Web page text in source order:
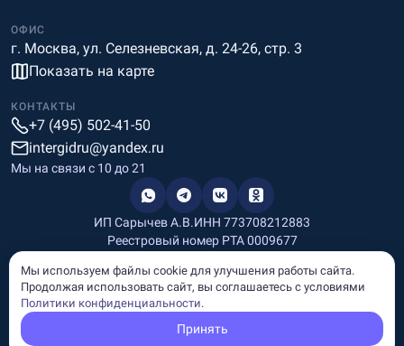
ОФИС
г. Москва, ул. Селезневская, д. 24-26, стр. 3
Показать на карте
КОНТАКТЫ
+7 (495) 502-41-50
intergidru@yandex.ru
Мы на связи c 10 до 21
ИП Сарычев А.В.ИНН 773708212883
Реестровый номер РТА 0009677
Информация, размещённая на сайте, носит информационный
характер и не является рекламой и публичной офертой.
Мы используем файлы cookie для улучшения работы сайта.
Продолжая использовать сайт, вы соглашаетесь с условиями
Политики конфиденциальности.
Принять